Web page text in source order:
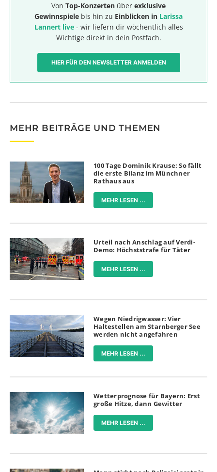
Von Top-Konzerten über exklusive
Gewinnspiele bis hin zu Einblicken in Larissa
Lannert live- wir liefern dir wöchentlich alles
Wichtige direkt in dein Postfach.
HIER FÜR DEN NEWSLETTER ANMELDEN
MEHR BEITRÄGE UND THEMEN
100 Tage Dominik Krause: So fällt
die erste Bilanz im Münchner
Rathaus aus
MEHR LESEN ...
Urteil nach Anschlag auf Verdi-
Demo: Höchststrafe für Täter
MEHR LESEN ...
Wegen Niedrigwasser: Vier
Haltestellen am Starnberger See
werden nicht angefahren
MEHR LESEN ...
Wetterprognose für Bayern: Erst
große Hitze, dann Gewitter
MEHR LESEN ...